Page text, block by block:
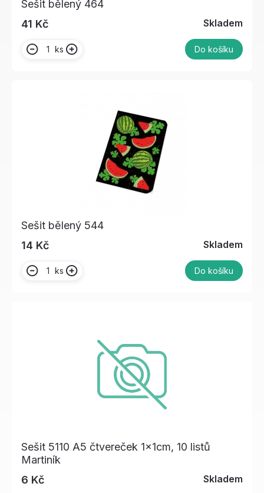
Sešit bělený 464
41 Kč
Skladem
ks Do košíku
Sešit bělený 544
14 Kč
Skladem
ks Do košíku
Sešit 5110 A5 čtvereček 1x1cm, 10 listů
Martiník
6 Kč
Skladem